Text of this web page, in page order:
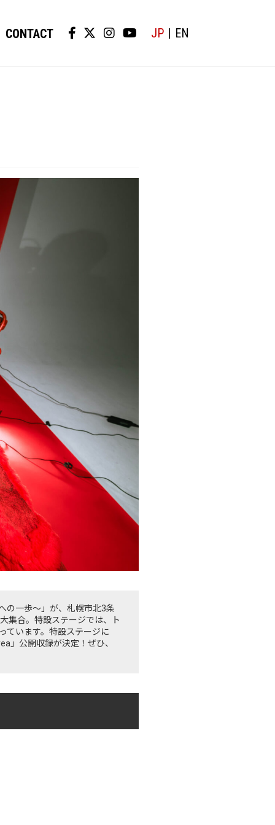
CONTACT JP EN
の一歩～」が、札幌市北3条
集合。特設ステージでは、ト
ています。特設ステージに
」公開収録が決定！ぜひ、